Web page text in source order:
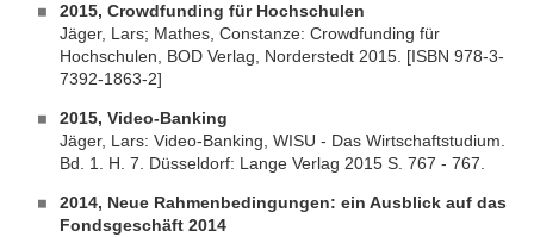
2015, Crowdfunding für Hochschulen
Jäger, Lars; Mathes, Constanze: Crowdfunding für
Hochschulen, BOD Verlag, Norderstedt 2015. [ISBN 978-3-
7392-1863-2]
2015, Video-Banking
Jäger, Lars: Video-Banking, WISU - Das Wirtschaftstudium.
Bd. 1. H. 7. Düsseldorf: Lange Verlag 2015 S. 767 - 767.
2014, Neue Rahmenbedingungen: ein Ausblick auf das
Fondsgeschäft 2014